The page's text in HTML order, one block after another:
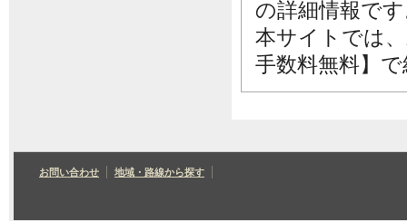
の詳細情報で
本サイトでは
手数料無料】
お問い合わせ 地域・路線から探す